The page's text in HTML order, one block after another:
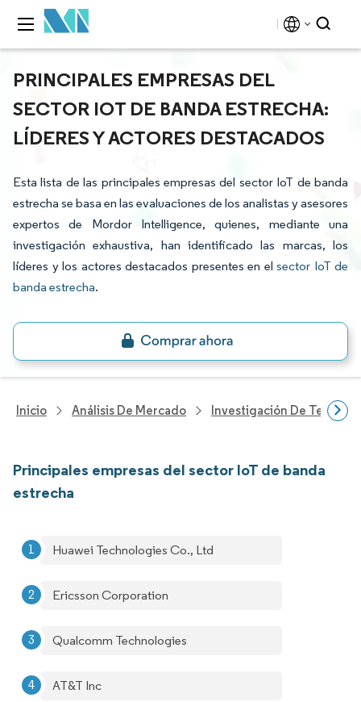
PRINCIPALES EMPRESAS DEL
SECTOR IOT DE BANDA ESTRECHA:
LÍDERES Y ACTORES DESTACADOS
Esta lista de las principales empresas del sector IoT de banda
estrecha se basa en las evaluaciones de los analistas y asesores
expertos de Mordor Intelligence, quienes, mediante una
investigación exhaustiva, han identificado las marcas, los
líderes y los actores destacados presentes en el sector IoT de
banda estrecha.
Inicio Análisis De Mercado Investigación De
Principales empresas del sector IoT de banda
estrecha
Huawei Technologies Co., Ltd
Ericsson Corporation
Qualcomm Technologies
AT&T Inc